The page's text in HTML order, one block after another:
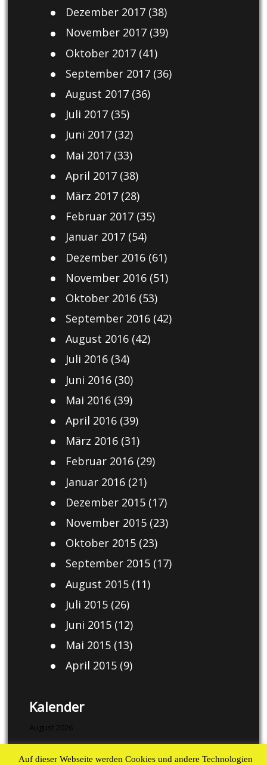
Dezember 2017(38)
November 2017(39)
Oktober 2017(41)
September 2017(36)
August 2017(36)
Juli 2017(35)
Juni 2017(32)
Mai 2017(33)
April 2017(38)
März 2017(28)
Februar 2017(35)
Januar 2017(54)
Dezember 2016(61)
November 2016(51)
Oktober 2016(53)
September 2016(42)
August 2016(42)
Juli 2016(34)
Juni 2016(30)
Mai 2016(39)
April 2016(39)
März 2016(31)
Februar 2016(29)
Januar 2016(21)
Dezember 2015(17)
November 2015(23)
Oktober 2015(23)
September 2015(17)
August 2015(11)
Juli 2015(26)
Juni 2015(12)
Mai 2015(13)
April 2015(9)
Kalender
August 2026
Auf dieser Webseite werden Cookies und andere Technologien